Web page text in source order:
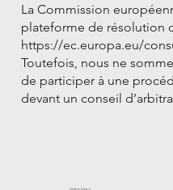
La Commission
plateforme de résolution
https://ec.europa.eu/
Toutefois, nous ne
de participer à une
devant un conseil